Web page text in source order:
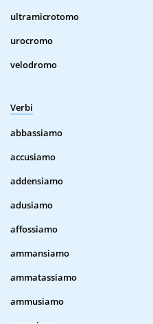
ultramicrotomo
urocromo
velodromo
Verbi
abbassiamo
accusiamo
addensiamo
adusiamo
affossiamo
ammansiamo
ammatassiamo
ammusiamo